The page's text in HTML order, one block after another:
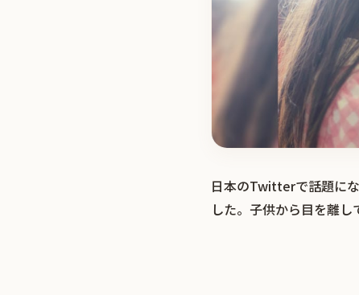
日本のTwitterで話題に
した。子供から目を離